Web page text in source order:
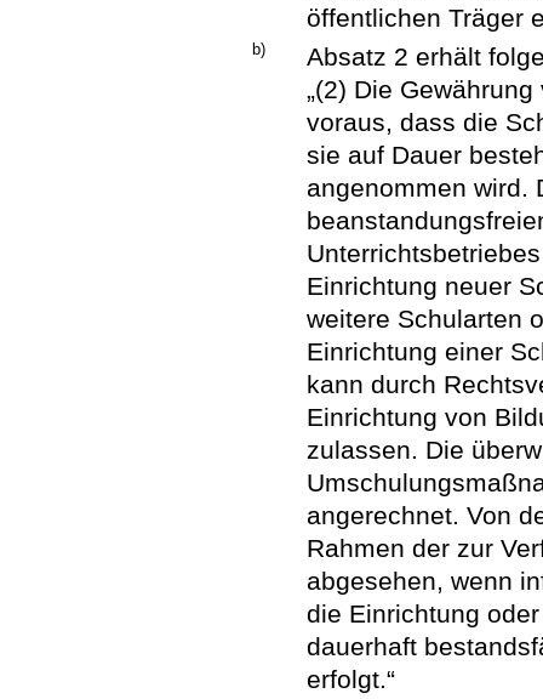
öffentlichen Träger
b)
Absatz 2 erhält
„(2) Die
voraus, dass die
sie auf Dauer
angenommen wird.
Einrichtung neuer
weitere Schularten
Einrichtung einer
kann durch
Einrichtung von
zulassen. Die
angerechnet. Von
Rahmen der zur
abgesehen, wenn
die Einrichtung
dauerhaft
erfolgt.“